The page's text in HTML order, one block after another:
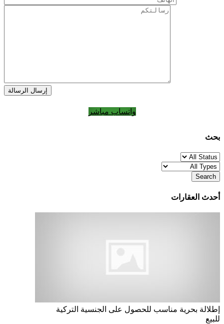
إرسال الرسالة
واتساب مباشر
بحث
Search
أحدث العقارات
إطلالة بحرية مناسب للحصول على الجنسية التركية
للبيع